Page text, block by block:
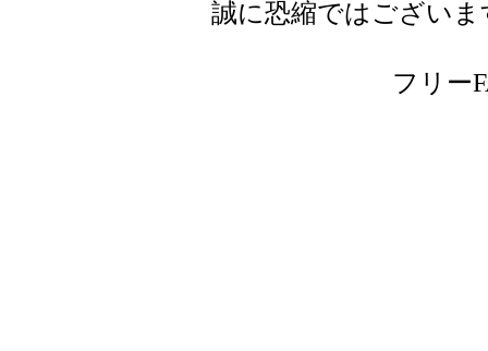
誠に恐縮ではござい
フリー